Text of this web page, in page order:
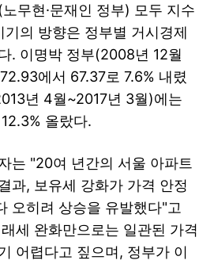
무현·문재인 정부) 모두 지수
의 방향은 정부별 거시경제
. 이명박 정부(2008년 12월
에서 67.37로 7.6% 내렸
년 4월~2017년 3월)에는
올랐다.
는 "20여 년간의 서울 아파트
과, 보유세 강화가 가격 안정
오히려 상승을 유발했다"고
세 완화만으로는 일관된 가격
어렵다고 짚으며, 정부가 이